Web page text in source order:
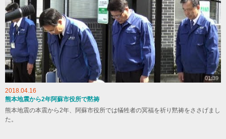
01:39
2018.04.16
熊本地震から2年阿蘇市役所で黙祷
熊本地震の本震から2年、阿蘇市役所では犠牲者の冥福を祈り黙祷をささげまし
た。